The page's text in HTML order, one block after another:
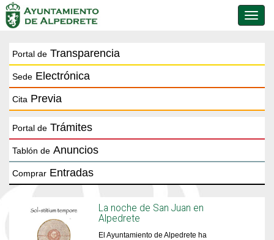
de
Portal de Transparencia
Sede Electrónica
Cita Previa
Portal de Trámites
Tablón de Anuncios
Comprar Entradas
La noche de San Juan en
Alpedrete
El Ayuntamiento de Alpedrete ha